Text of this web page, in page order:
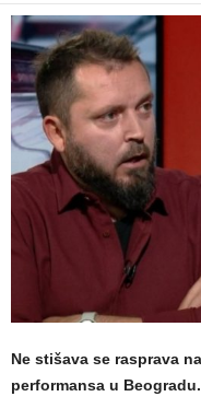
Ne stišava se rasprava
performansa u Beogradu.